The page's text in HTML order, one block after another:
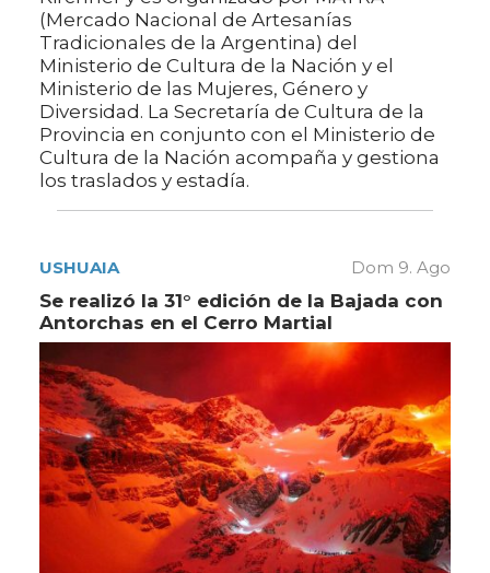
(Mercado Nacional de Artesanías
Tradicionales de la Argentina) del
Ministerio de Cultura de la Nación y el
Ministerio de las Mujeres, Género y
Diversidad. La Secretaría de Cultura de la
Provincia en conjunto con el Ministerio de
Cultura de la Nación acompaña y gestiona
los traslados y estadía.
USHUAIA Dom 9. Ago
Se realizó la 31° edición de la Bajada con
Antorchas en el Cerro Martial